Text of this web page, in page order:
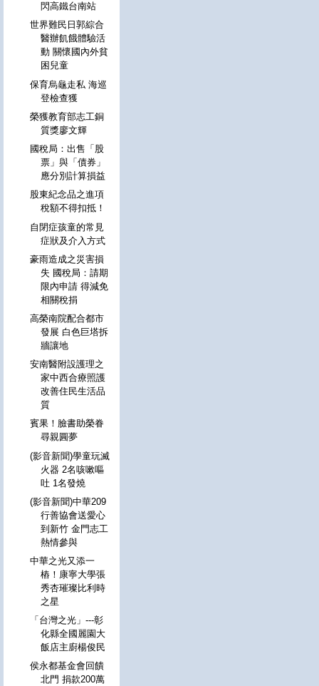
閃高鐵台南站
世界難民日郭綜合
醫辦飢餓體驗活
動 關懷國內外貧
困兒童
保育烏龜走私 海巡
登檢查獲
榮獲教育部志工銅
質獎廖文輝
國稅局：出售「股
票」與「債券」
應分別計算損益
股東紀念品之進項
稅額不得扣抵！
自閉症孩童的常見
症狀及介入方式
豪雨造成之災害損
失 國稅局：請期
限內申請 得減免
相關稅捐
高榮南院配合都市
發展 白色巨塔拆
牆讓地
安南醫附設護理之
家中西合療照護
改善住民生活品
質
賓果！臉書助榮眷
尋親圓夢
(影音新聞)學童玩滅
火器 2名咳嗽嘔
吐 1名發燒
(影音新聞)中華209
行善協會送愛心
到新竹 金門志工
熱情參與
中華之光又添一
樁！康寧大學張
秀杏璀璨比利時
之星
「台灣之光」---彰
化縣全國麗園大
飯店主廚楊俊民
侯永都基金會回饋
北門 捐款200萬